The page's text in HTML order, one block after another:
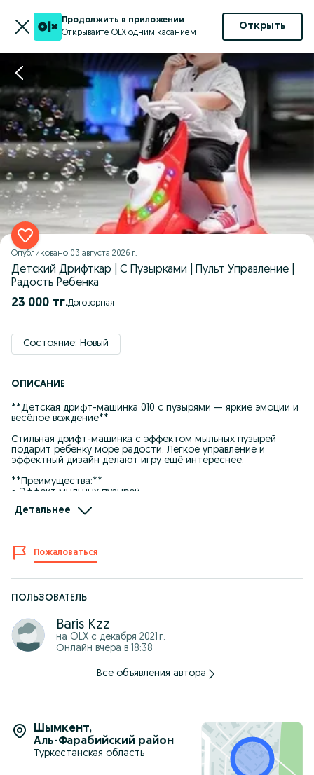
Продолжить в приложении
Открывайте OLX одним касанием
Открыть
Опубликовано 03 августа 2026 г.
Детский Дрифткар | С Пузырками | Пульт Управление |
Радость Ребенка
23 000 тг. Договорная
Состояние: Новый
ОПИСАНИЕ
**Детская дрифт-машинка 010 с пузырями — яркие эмоции и
весёлое вождение**
Стильная дрифт-машинка с эффектом мыльных пузырей
подарит ребёнку море радости. Лёгкое управление и
эффектный дизайн делают игру ещё интереснее.
**Преимущества:**
• Эффект мыльных пузырей
• Пульт дистанционного управления
• Простое и удобное управление
**Характеристики:**
• Тип: дрифт-машинка
• Управление: пульт
• Питание: аккумулятор
• Использование: дом / улица
Детальнее
Пожаловаться
ПОЛЬЗОВАТЕЛЬ
Baris Kzz
на OLX с декабря 2021 г.
Онлайн вчера в 18:38
Все объявления автора
Шымкент,
Аль-Фарабийский район
Туркестанская область